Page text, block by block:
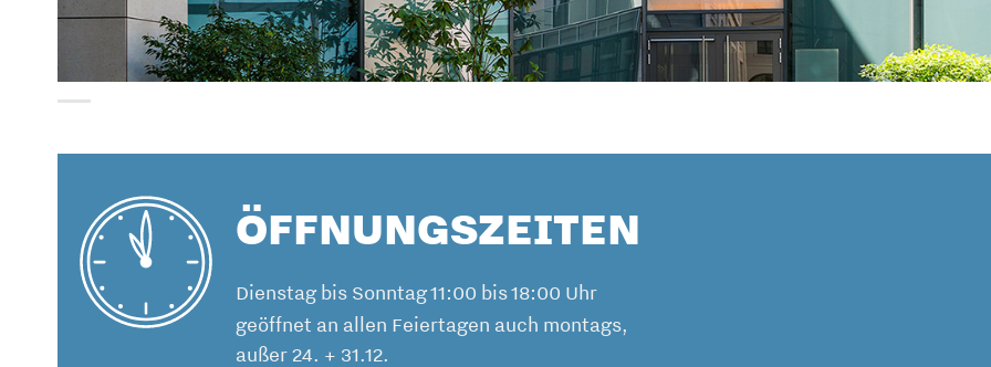
ÖFFNUNGSZEITEN
Dienstag bis Sonntag 11:00 bis 18:00 Uhr
geöffnet an allen Feiertagen auch montags,
außer 24. + 31.12.